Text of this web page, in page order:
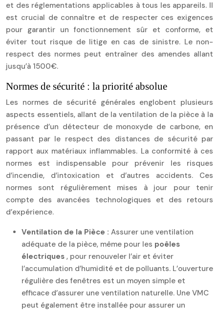
et des réglementations applicables à tous les appareils. Il
est crucial de connaître et de respecter ces exigences
pour garantir un fonctionnement sûr et conforme, et
éviter tout risque de litige en cas de sinistre. Le non-
respect des normes peut entraîner des amendes allant
jusqu’à 1500€.
Normes de sécurité : la priorité absolue
Les normes de sécurité générales englobent plusieurs
aspects essentiels, allant de la ventilation de la pièce à la
présence d’un détecteur de monoxyde de carbone, en
passant par le respect des distances de sécurité par
rapport aux matériaux inflammables. La conformité à ces
normes est indispensable pour prévenir les risques
d’incendie, d’intoxication et d’autres accidents. Ces
normes sont régulièrement mises à jour pour tenir
compte des avancées technologiques et des retours
d’expérience.
Ventilation de la Pièce : Assurer une ventilation
adéquate de la pièce, même pour les poêles
électriques , pour renouveler l’air et éviter
l’accumulation d’humidité et de polluants. L’ouverture
régulière des fenêtres est un moyen simple et
efficace d’assurer une ventilation naturelle. Une VMC
peut également être installée pour assurer un